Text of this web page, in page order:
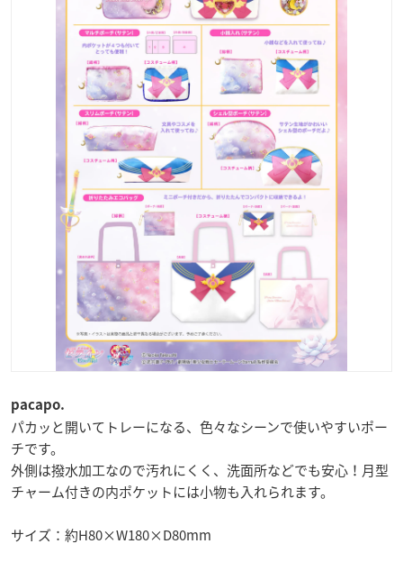
pacapo.
パカッと開いてトレーになる、色々なシーンで使いやすいポー
チです。
外側は撥水加工なので汚れにくく、洗面所などでも安心！月型
チャーム付きの内ポケットには小物も入れられます。
サイズ：約H80×W180×D80mm